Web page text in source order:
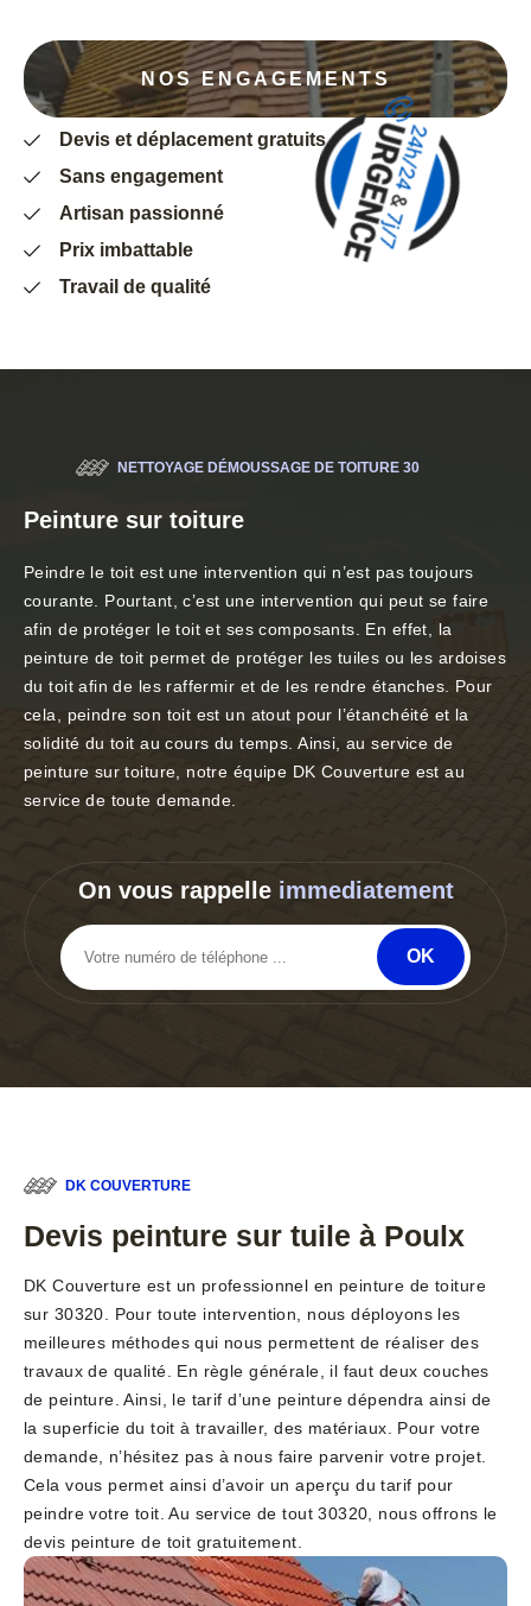
NOS ENGAGEMENTS
Devis et déplacement gratuits
Sans engagement
Artisan passionné
Prix imbattable
Travail de qualité
NETTOYAGE DÉMOUSSAGE DE TOITURE 30
Peinture sur toiture
Peindre le toit est une intervention qui n’est pas toujours
courante. Pourtant, c’est une intervention qui peut se faire
afin de protéger le toit et ses composants. En effet, la
peinture de toit permet de protéger les tuiles ou les ardoises
du toit afin de les raffermir et de les rendre étanches. Pour
cela, peindre son toit est un atout pour l’étanchéité et la
solidité du toit au cours du temps. Ainsi, au service de
peinture sur toiture, notre équipe DK Couverture est au
service de toute demande.
On vous rappelle immediatement
DK COUVERTURE
Devis peinture sur tuile à Poulx
DK Couverture est un professionnel en peinture de toiture
sur 30320. Pour toute intervention, nous déployons les
meilleures méthodes qui nous permettent de réaliser des
travaux de qualité. En règle générale, il faut deux couches
de peinture. Ainsi, le tarif d’une peinture dépendra ainsi de
la superficie du toit à travailler, des matériaux. Pour votre
demande, n’hésitez pas à nous faire parvenir votre projet.
Cela vous permet ainsi d’avoir un aperçu du tarif pour
peindre votre toit. Au service de tout 30320, nous offrons le
devis peinture de toit gratuitement.